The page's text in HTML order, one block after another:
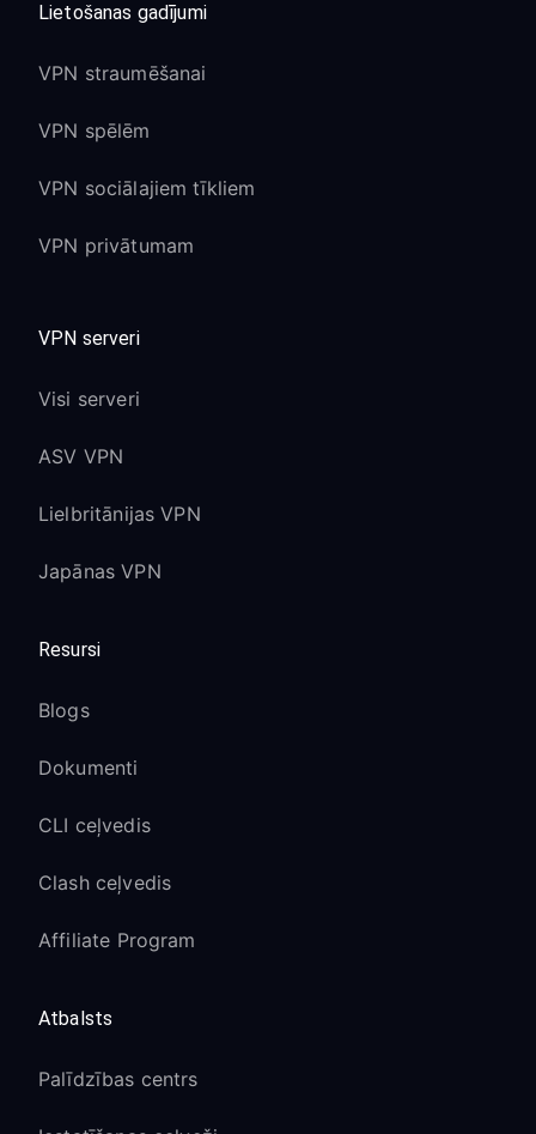
Lietošanas gadījumi
VPN straumēšanai
VPN spēlēm
VPN sociālajiem tīkliem
VPN privātumam
VPN serveri
Visi serveri
ASV VPN
Lielbritānijas VPN
Japānas VPN
Resursi
Blogs
Dokumenti
CLI ceļvedis
Clash ceļvedis
Affiliate Program
Atbalsts
Palīdzības centrs